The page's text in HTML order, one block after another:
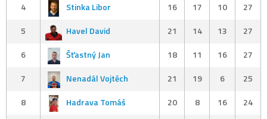
4
Stinka Libor 16 17 10
27
5
Havel David 21 14 13
27
6
Šťastný Jan 18 11 16
27
7
Nenadál Vojtěch 21 19 6
25
8
Hadrava Tomáš 20 8 16
24